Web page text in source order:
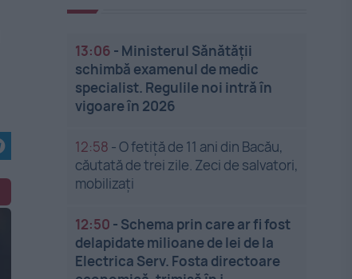
13:06 - Ministerul Sănătății
schimbă examenul de medic
specialist. Regulile noi intră în
vigoare în 2026
12:58 -O fetiță de 11 ani din Bacău,
căutată de trei zile. Zeci de salvatori,
mobilizați
12:50 - Schema prin care ar fi fost
delapidate milioane de lei de la
Electrica Serv. Fosta directoare